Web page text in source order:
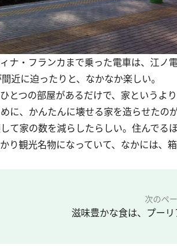
ナ・フランカまで乗った電車は、江ノ
近に迫ったりと、なかなか楽しい。
とつの部屋があるだけで、家というよ
に、かんたんに壊せる家を造らせた
て家の数を減らしたらしい。住んで
り観光名物になっていて、なかには、
次のペ
滋味豊かな食は、プー